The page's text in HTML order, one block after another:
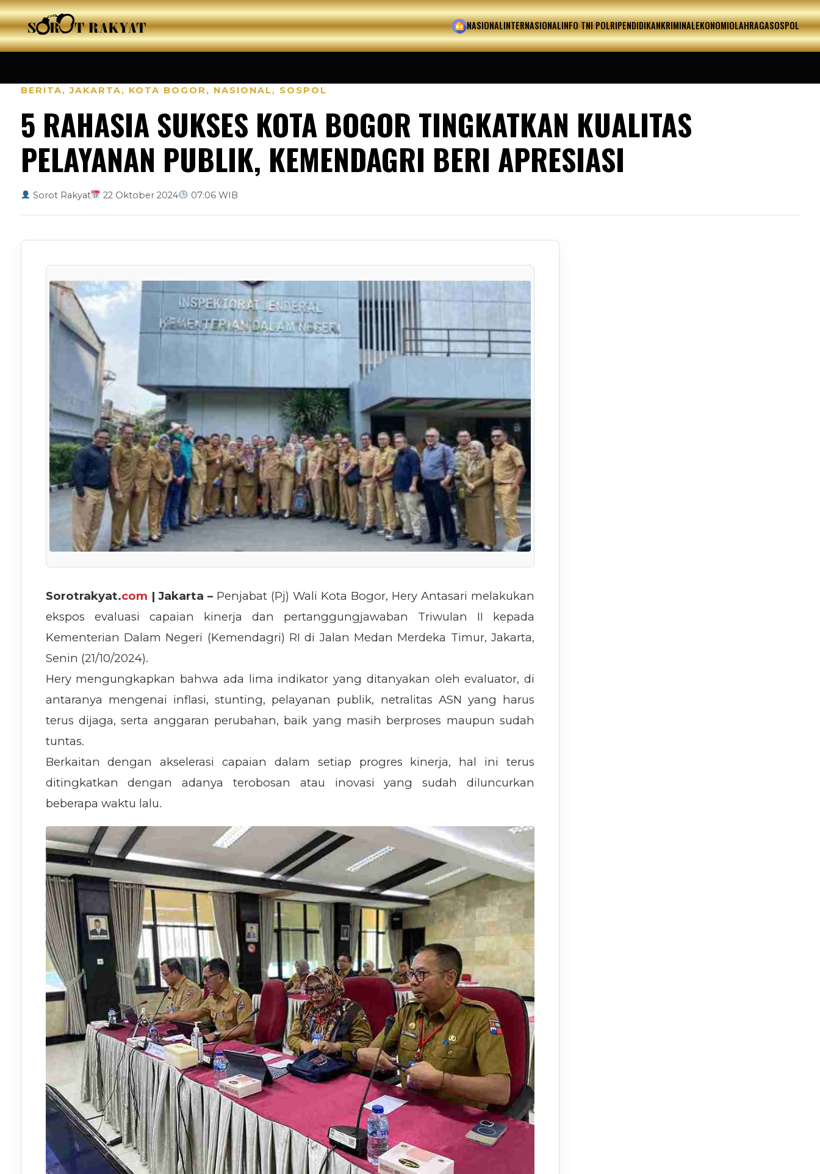
HOME
NASIONALINTERNASIONALINFO TNI POLRIPENDIDIKANKRIMINALEKONOMIOLAHRAGASOSPOL
BERITA,JAKARTA, KOTA BOGOR , NASIONAL, SOSPOL
5 RAHASIA SUKSES KOTA BOGOR TINGKATKAN KUALITAS
PELAYANAN PUBLIK, KEMENDAGRI BERI APRESIASI
Sorot Rakyat 22 Oktober 2024 07:06 WIB
Sorotrakyat.com | Jakarta – Penjabat (Pj) Wali Kota Bogor, Hery Antasari melakukan
ekspos evaluasi capaian kinerja dan pertanggungjawaban Triwulan II kepada
Kementerian Dalam Negeri (Kemendagri) RI di Jalan Medan Merdeka Timur, Jakarta,
Senin (21/10/2024).
Hery mengungkapkan bahwa ada lima indikator yang ditanyakan oleh evaluator, di
antaranya mengenai inflasi, stunting, pelayanan publik, netralitas ASN yang harus
terus dijaga, serta anggaran perubahan, baik yang masih berproses maupun sudah
tuntas.
Berkaitan dengan akselerasi capaian dalam setiap progres kinerja, hal ini terus
ditingkatkan dengan adanya terobosan atau inovasi yang sudah diluncurkan
beberapa waktu lalu.